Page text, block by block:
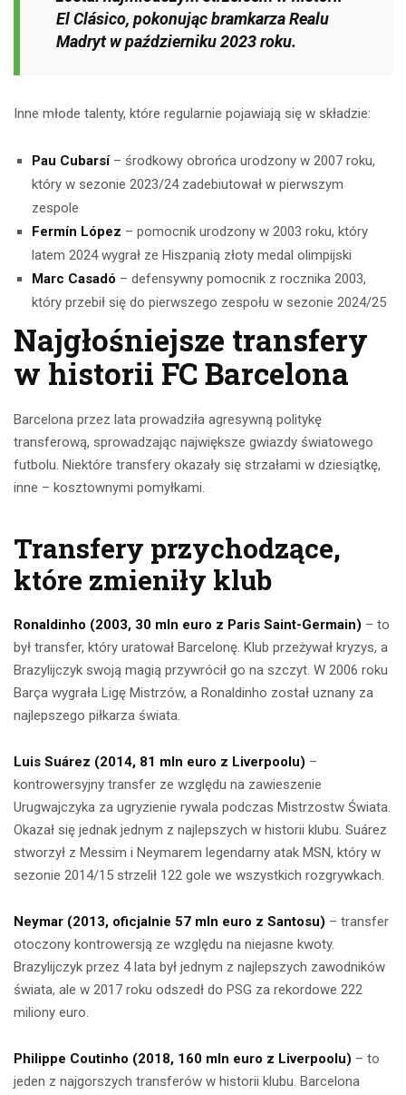
El Clásico, pokonując bramkarza Realu
Madryt w październiku 2023 roku.
Inne młode talenty, które regularnie pojawiają się w składzie:
Pau Cubarsí– środkowy obrońca urodzony w 2007 roku,
który w sezonie 2023/24 zadebiutował w pierwszym
zespole
Fermín López – pomocnik urodzony w 2003 roku, który
latem 2024 wygrał ze Hiszpanią złoty medal olimpijski
Marc Casadó – defensywny pomocnik z rocznika 2003,
który przebił się do pierwszego zespołu w sezonie 2024/25
Najgłośniejsze transfery
w historii FC Barcelona
Barcelona przez lata prowadziła agresywną politykę
transferową, sprowadzając największe gwiazdy światowego
futbolu. Niektóre transfery okazały się strzałami w dziesiątkę,
inne – kosztownymi pomyłkami.
Transfery przychodzące,
które zmieniły klub
Ronaldinho (2003, 30 mln euro z Paris Saint-Germain) – to
był transfer, który uratował Barcelonę. Klub przeżywał kryzys, a
Brazylijczyk swoją magią przywrócił go na szczyt. W 2006 roku
Barça wygrała Ligę Mistrzów, a Ronaldinho został uznany za
najlepszego piłkarza świata.
Luis Suárez (2014, 81 mln euro z Liverpoolu) –
kontrowersyjny transfer ze względu na zawieszenie
Urugwajczyka za ugryzienie rywala podczas Mistrzostw Świata.
Okazał się jednak jednym z najlepszych w historii klubu. Suárez
stworzył z Messim i Neymarem legendarny atak MSN, który w
sezonie 2014/15 strzelił 122 gole we wszystkich rozgrywkach.
Neymar (2013, oficjalnie 57 mln euro z Santosu) – transfer
otoczony kontrowersją ze względu na niejasne kwoty.
Brazylijczyk przez 4 lata był jednym z najlepszych zawodników
świata, ale w 2017 roku odszedł do PSG za rekordowe 222
miliony euro.
Philippe Coutinho (2018, 160 mln euro z Liverpoolu) – to
jeden z najgorszych transferów w historii klubu. Barcelona